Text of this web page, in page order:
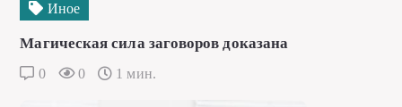
Иное
Магическая сила заговоров доказана
0 0 1 мин.